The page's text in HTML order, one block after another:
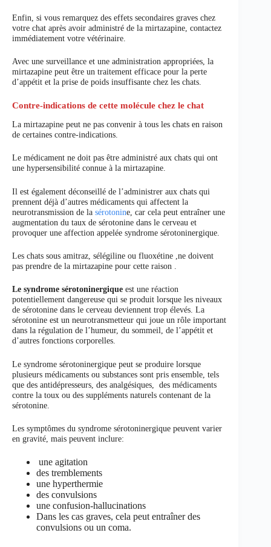
Enfin, si vous remarquez des effets secondaires graves chez
votre chat après avoir administré de la mirtazapine, contactez
immédiatement votre vétérinaire.
Avec une surveillance et une administration appropriées, la
mirtazapine peut être un traitement efficace pour la perte
d’appétit et la prise de poids insuffisante chez les chats.
Contre-indications de cette molécule chez le chat
La mirtazapine peut ne pas convenir à tous les chats en raison
de certaines contre-indications.
Le médicament ne doit pas être administré aux chats qui ont
une hypersensibilité connue à la mirtazapine.
Il est également déconseillé de l’administrer aux chats qui
prennent déjà d’autres médicaments qui affectent la
neurotransmission de la sérotonine, car cela peut entraîner une
augmentation du taux de sérotonine dans le cerveau et
provoquer une affection appelée syndrome sérotoninergique.
Les chats sous amitraz, sélégiline ou fluoxétine ,ne doivent
pas prendre de la mirtazapine pour cette raison .
Le syndrome sérotoninergique est une réaction
potentiellement dangereuse qui se produit lorsque les niveaux
de sérotonine dans le cerveau deviennent trop élevés. La
sérotonine est un neurotransmetteur qui joue un rôle important
dans la régulation de l’humeur, du sommeil, de l’appétit et
d’autres fonctions corporelles.
Le syndrome sérotoninergique peut se produire lorsque
plusieurs médicaments ou substances sont pris ensemble, tels
que des antidépresseurs, des analgésiques, des médicaments
contre la toux ou des suppléments naturels contenant de la
sérotonine.
Les symptômes du syndrome sérotoninergique peuvent varier
en gravité, mais peuvent inclure:
une agitation
des tremblements
une hyperthermie
des convulsions
une confusion-hallucinations
Dans les cas graves, cela peut entraîner des
convulsions ou un coma.